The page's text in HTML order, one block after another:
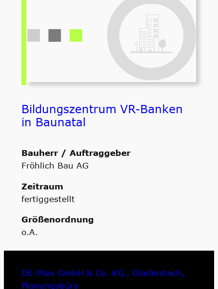
Bildungszentrum VR-Banken
in Baunatal
Bauherr / Auftraggeber
Fröhlich Bau AG
Zeitraum
fertiggestellt
Größenordnung
o.A.
DE-Plan GmbH & Co. KG., Gladenbach,
Planungsbüro